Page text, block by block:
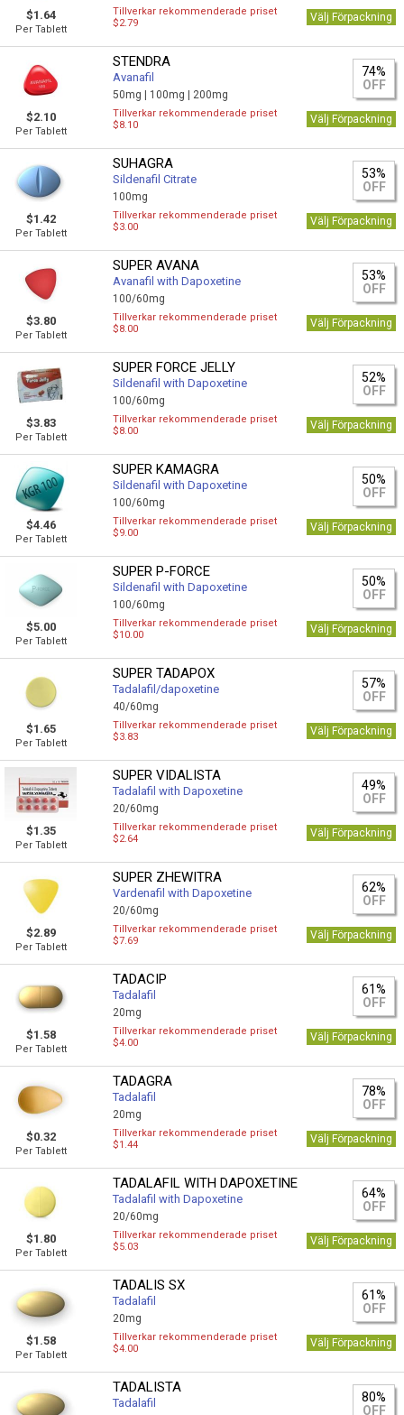
$1.64
Per Tablett
Tillverkar rekommenderade priset
$2.79
Välj Förpackning
$2.10
Per Tablett
STENDRA
Avanafil
50mg | 100mg | 200mg
74%
OFF
Tillverkar rekommenderade priset
$8.10
Välj Förpackning
$1.42
Per Tablett
SUHAGRA
Sildenafil Citrate
100mg
53%
OFF
Tillverkar rekommenderade priset
$3.00
Välj Förpackning
$3.80
Per Tablett
SUPER AVANA
Avanafil with Dapoxetine
100/60mg
53%
OFF
Tillverkar rekommenderade priset
$8.00
Välj Förpackning
$3.83
Per Tablett
SUPER FORCE JELLY
Sildenafil with Dapoxetine
100/60mg
52%
OFF
Tillverkar rekommenderade priset
$8.00
Välj Förpackning
$4.46
Per Tablett
SUPER KAMAGRA
Sildenafil with Dapoxetine
100/60mg
50%
OFF
Tillverkar rekommenderade priset
$9.00
Välj Förpackning
$5.00
Per Tablett
SUPER P-FORCE
Sildenafil with Dapoxetine
100/60mg
50%
OFF
Tillverkar rekommenderade priset
$10.00
Välj Förpackning
$1.65
Per Tablett
SUPER TADAPOX
Tadalafil/dapoxetine
40/60mg
57%
OFF
Tillverkar rekommenderade priset
$3.83
Välj Förpackning
$1.35
Per Tablett
SUPER VIDALISTA
Tadalafil with Dapoxetine
20/60mg
49%
OFF
Tillverkar rekommenderade priset
$2.64
Välj Förpackning
$2.89
Per Tablett
SUPER ZHEWITRA
Vardenafil with Dapoxetine
20/60mg
62%
OFF
Tillverkar rekommenderade priset
$7.69
Välj Förpackning
$1.58
Per Tablett
TADACIP
Tadalafil
20mg
61%
OFF
Tillverkar rekommenderade priset
$4.00
Välj Förpackning
$0.32
Per Tablett
TADAGRA
Tadalafil
20mg
78%
OFF
Tillverkar rekommenderade priset
$1.44
Välj Förpackning
$1.80
Per Tablett
TADALAFIL WITH DAPOXETINE
Tadalafil with Dapoxetine
20/60mg
64%
OFF
Tillverkar rekommenderade priset
$5.03
Välj Förpackning
$1.58
Per Tablett
TADALIS SX
Tadalafil
20mg
61%
OFF
Tillverkar rekommenderade priset
$4.00
Välj Förpackning
TADALISTA
Tadalafil
80%
OFF